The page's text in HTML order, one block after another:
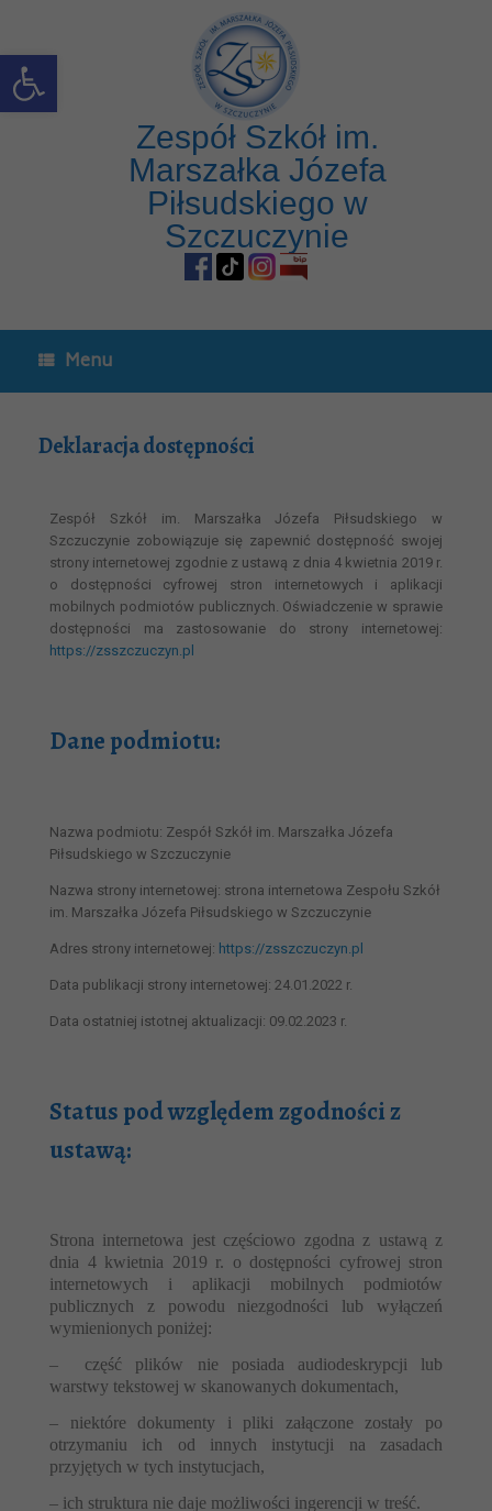
Open toolbar
Zespół Szkół im.
Marszałka Józefa
Piłsudskiego w
Szczuczynie
Menu
Deklaracja dostępności
Zespół Szkół im. Marszałka Józefa Piłsudskiego w
Szczuczynie zobowiązuje się zapewnić dostępność swojej
strony internetowej zgodnie z ustawą z dnia 4 kwietnia 2019 r.
o dostępności cyfrowej stron internetowych i aplikacji
mobilnych podmiotów publicznych. Oświadczenie w sprawie
dostępności ma zastosowanie do strony internetowej:
https://zsszczuczyn.pl
Dane podmiotu:
Nazwa podmiotu: Zespół Szkół im. Marszałka Józefa
Piłsudskiego w Szczuczynie
Nazwa strony internetowej: strona internetowa Zespołu Szkół
im. Marszałka Józefa Piłsudskiego w Szczuczynie
Adres strony internetowej: https://zsszczuczyn.pl
Data publikacji strony internetowej: 24.01.2022 r.
Data ostatniej istotnej aktualizacji: 09.02.2023 r.
Status pod względem zgodności z
ustawą:
Strona internetowa jest częściowo zgodna z ustawą z
dnia 4 kwietnia 2019 r. o dostępności cyfrowej stron
internetowych i aplikacji mobilnych podmiotów
publicznych z powodu niezgodności lub wyłączeń
wymienionych poniżej:
– część plików nie posiada audiodeskrypcji lub
warstwy tekstowej w skanowanych dokumentach,
– niektóre dokumenty i pliki załączone zostały po
otrzymaniu ich od innych instytucji na zasadach
przyjętych w tych instytucjach,
– ich struktura nie daje możliwości ingerencji w treść.